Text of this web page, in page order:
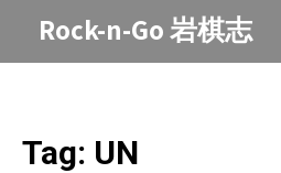
Rock-n-Go 岩棋志
Tag: UN